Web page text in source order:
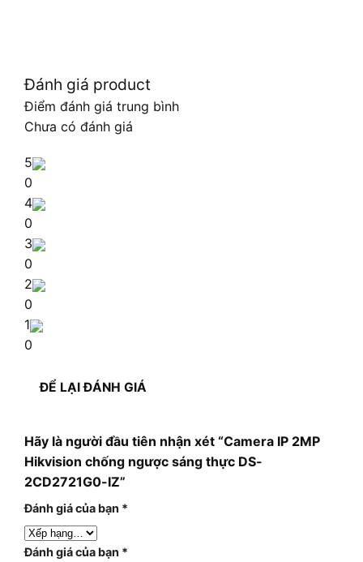
Đánh giá product
Điểm đánh giá trung bình
Chưa có đánh giá
5
0
4
0
3
0
2
0
1
0
ĐỂ LẠI ĐÁNH GIÁ
Hãy là người đầu tiên nhận xét “Camera IP 2MP
Hikvision chống ngược sáng thực DS-
2CD2721G0-IZ”
Đánh giá của bạn *
Đánh giá của bạn *